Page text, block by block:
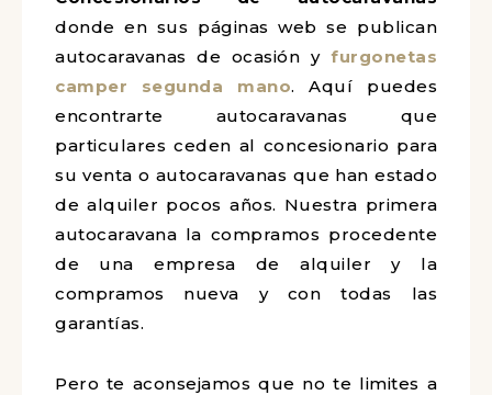
donde en sus páginas web se publican
autocaravanas de ocasión y furgonetas
camper segunda mano. Aquí puedes
encontrarte autocaravanas que
particulares ceden al concesionario para
su venta o autocaravanas que han estado
de alquiler pocos años. Nuestra primera
autocaravana la compramos procedente
de una empresa de alquiler y la
compramos nueva y con todas las
garantías.
Pero te aconsejamos que no te limites a